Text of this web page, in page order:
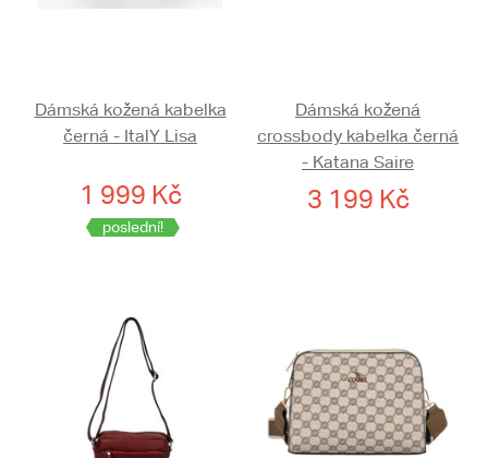
Dámská kožená kabelka
černá - ItalY Lisa
1 999 Kč
poslední!
Dámská kožená
crossbody kabelka černá
- Katana Saire
3 199 Kč